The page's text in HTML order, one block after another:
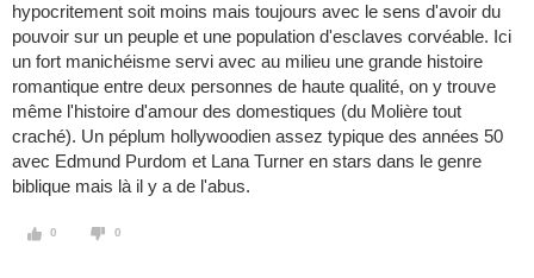
hypocritement soit moins mais toujours avec le sens d'avoir du
pouvoir sur un peuple et une population d'esclaves corvéable. Ici
un fort manichéisme servi avec au milieu une grande histoire
romantique entre deux personnes de haute qualité, on y trouve
même l'histoire d'amour des domestiques (du Molière tout
craché). Un péplum hollywoodien assez typique des années 50
avec Edmund Purdom et Lana Turner en stars dans le genre
biblique mais là il y a de l'abus.
0 0